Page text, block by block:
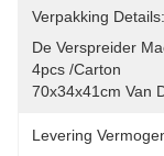
Verpakking Details:
De Verspreider
4pcs /carton
70x34x41cm Van
Levering